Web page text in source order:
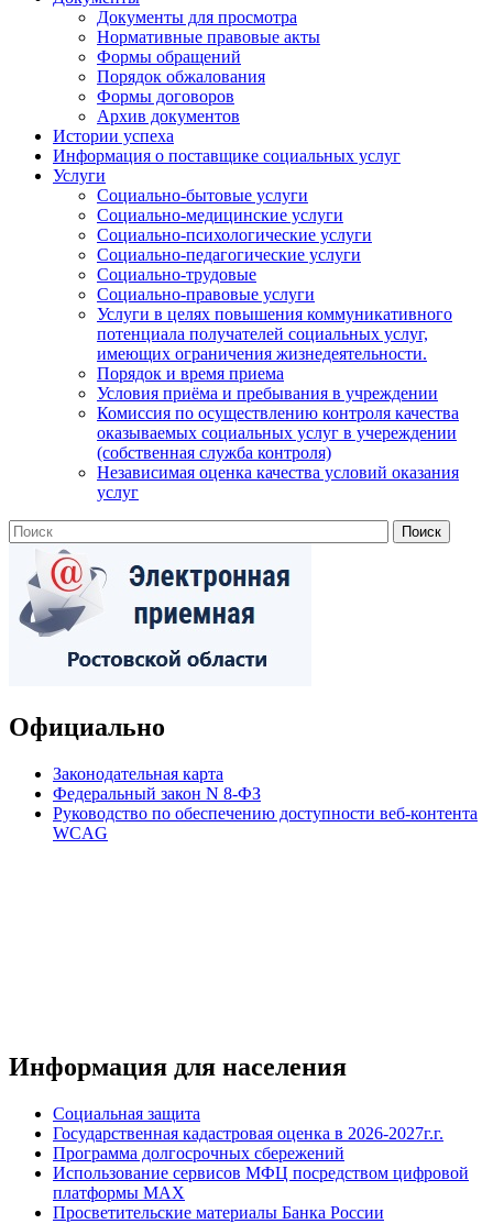
Документы для просмотра
Нормативные правовые акты
Формы обращений
Порядок обжалования
Формы договоров
Архив документов
Истории успеха
Информация о поставщике социальных услуг
Услуги
Социально-бытовые услуги
Социально-медицинские услуги
Социально-психологические услуги
Социально-педагогические услуги
Социально-трудовые
Социально-правовые услуги
Услуги в целях повышения коммуникативного
потенциала получателей социальных услуг,
имеющих ограничения жизнедеятельности.
Порядок и время приема
Условия приёма и пребывания в учреждении
Комиссия по осуществлению контроля качества
оказываемых социальных услуг в учереждении
(собственная служба контроля)
Независимая оценка качества условий оказания
услуг
Официально
Законодательная карта
Федеральный закон N 8-ФЗ
Руководство по обеспечению доступности веб-контента
WCAG
Информация для населения
Социальная защита
Государственная кадастровая оценка в 2026-2027г.г.
Программа долгосрочных сбережений
Использование сервисов МФЦ посредством цифровой
платформы MAX
Просветительские материалы Банка России